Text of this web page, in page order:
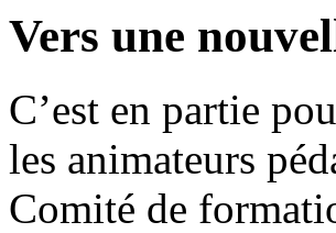
Vers une
C’est en partie
les animateurs
Comité de